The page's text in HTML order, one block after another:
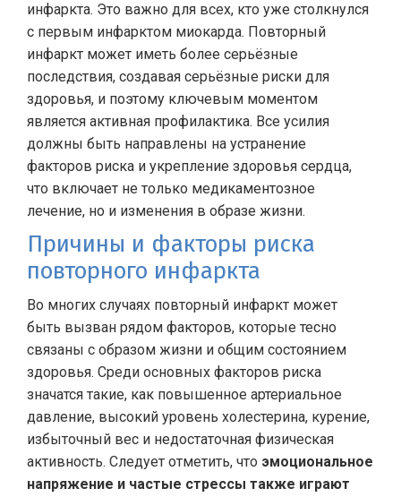
инфаркта. Это важно для всех, кто уже столкнулся
с первым инфарктом миокарда. Повторный
инфаркт может иметь более серьёзные
последствия, создавая серьёзные риски для
здоровья, и поэтому ключевым моментом
является активная профилактика. Все усилия
должны быть направлены на устранение
факторов риска и укрепление здоровья сердца,
что включает не только медикаментозное
лечение, но и изменения в образе жизни.
Причины и факторы риска
повторного инфаркта
Во многих случаях повторный инфаркт может
быть вызван рядом факторов, которые тесно
связаны с образом жизни и общим состоянием
здоровья. Среди основных факторов риска
значатся такие, как повышенное артериальное
давление, высокий уровень холестерина, курение,
избыточный вес и недостаточная физическая
активность. Следует отметить, что эмоциональное
напряжение и частые стрессы также играют